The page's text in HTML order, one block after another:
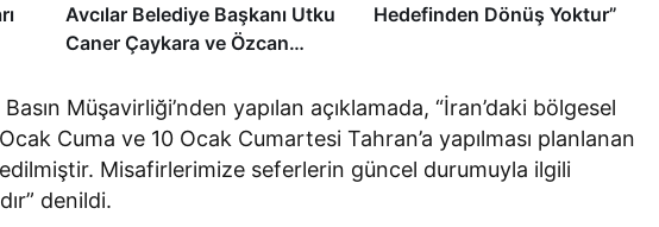
Avcılar Belediye Başkanı Utku
Caner Çaykara ve Özcan
Hedefinden Dönüş Yoktur”
Müşavirliği’nden yapılan açıklamada, “İran’daki bölgesel
Cuma ve 10 Ocak Cumartesi Tahran’a yapılması planlanan
Misafirlerimize seferlerin güncel durumuyla ilgili
denildi.